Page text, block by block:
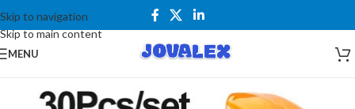
Skip to navigation
Skip to main content
MENU